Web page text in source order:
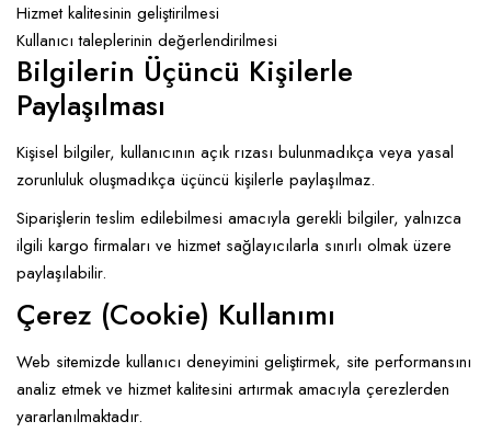
Hizmet kalitesinin geliştirilmesi
Kullanıcı taleplerinin değerlendirilmesi
Bilgilerin Üçüncü Kişilerle
Paylaşılması
Kişisel bilgiler, kullanıcının açık rızası bulunmadıkça veya yasal
zorunluluk oluşmadıkça üçüncü kişilerle paylaşılmaz.
Siparişlerin teslim edilebilmesi amacıyla gerekli bilgiler, yalnızca
ilgili kargo firmaları ve hizmet sağlayıcılarla sınırlı olmak üzere
paylaşılabilir.
Çerez (Cookie) Kullanımı
Web sitemizde kullanıcı deneyimini geliştirmek, site performansını
analiz etmek ve hizmet kalitesini artırmak amacıyla çerezlerden
yararlanılmaktadır.